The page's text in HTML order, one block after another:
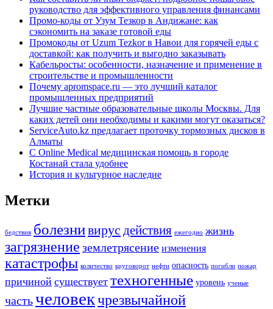
руководство для эффективного управления финансами
Промо-коды от Узум Тезкор в Андижане: как
сэкономить на заказе готовой еды
Промокоды от Uzum Tezkor в Навои для горячей еды с
доставкой: как получить и выгодно заказывать
Кабельросты: особенности, назначение и применение в
строительстве и промышленности
Почему apromspace.ru — это лучший каталог
промышленных предприятий
Лучшие частные образовательные школы Москвы. Для
каких детей они необходимы и какими могут оказаться?
ServiceAuto.kz предлагает проточку тормозных дисков в
Алматы
С Online Medical медицинская помощь в городе
Костанай стала удобнее
История и культурное наследие
Метки
бедствия болезнивирус действия ежегодно жизнь
загрязнение землетрясение изменения
катастрофы количество круговорот нефти опасность погибли пожар
причиной существует техногенные уровень ученые
частьчеловекчрезвычайной